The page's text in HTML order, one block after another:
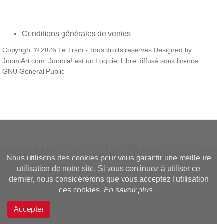
Conditions générales de ventes
Copyright © 2026 Le Train - Tous droits réservés Designed by
JoomlArt.com. Joomla! est un Logiciel Libre diffusé sous licence
GNU General Public
underMIT License.
Font Awesomefont licensed underSIL OFL 1.1.
Nous utilisons des cookies pour vous garantir une meilleure
utilisation de notre site. Si vous continuez à utiliser ce
dernier, nous considérerons que vous acceptez l'utilisation
des cookies. En savoir plus...
Accepter